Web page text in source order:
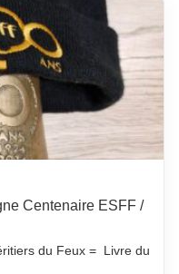
Centenaire ESFF /
du Feux = Livre du